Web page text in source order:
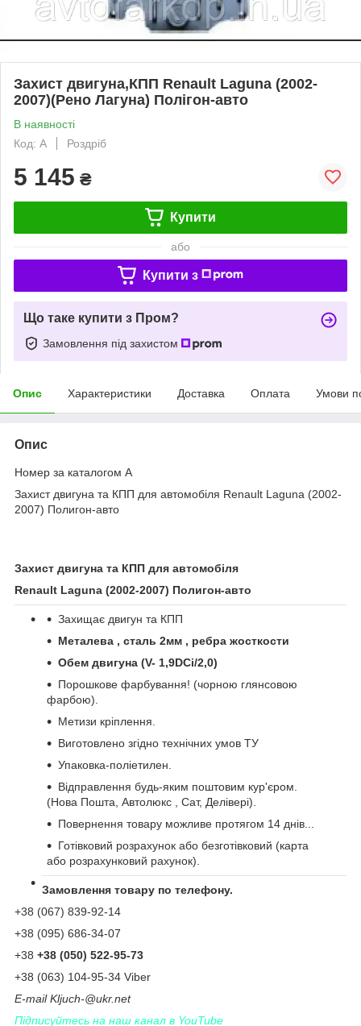
Захист двигуна,КПП Renault Laguna (2002-
2007)(Рено Лагуна) Полігон-авто
В наявності
Код: A
Роздріб
5 145 ₴
Купити
або
Купити з
Що таке купити з Пром?
Замовлення під захистом
Опис Характеристики Доставка Оплата Умови
Опис
Номер за каталогом A
Захист двигуна та КПП для автомобіля Renault Laguna (2002-
2007) Полигон-авто
Захист двигуна та КПП для автомобіля
Renault Laguna (2002-2007) Полигон-авто
Захищає двигун та КПП
Металева , сталь 2мм , ребра жосткости
Обем двигуна (V- 1,9DCi/2,0)
Порошкове фарбування! (чорною глянсовою
фарбою).
Метизи кріплення.
Виготовлено згідно технічних умов ТУ
Упаковка-поліетилен.
Відправлення будь-яким поштовим кур'єром.
(Нова Пошта, Автолюкс , Сат, Делівері).
Повернення товару можливе протягом 14 днів...
Готівковий розрахунок або безготівковий (карта
або розрахунковий рахунок).
Замовлення товару по телефону.
+38 (067) 839-92-14
+38 (095) 686-34-07
+38 +38 (050) 522-95-73
+38 (063) 104-95-34 Viber
Е-mail Kljuch-@ukr.net
Підписуйтесь на наш канал в YouTube